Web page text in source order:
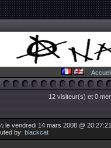
Accueil
12 visiteur(s) et 0
le vendredi 14 mars 2008 @
by: blackcat